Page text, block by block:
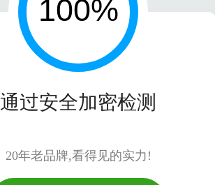
通过安全加密检测
20年老品牌,看得见的实力!